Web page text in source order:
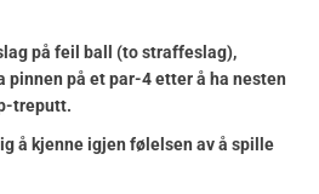
på feil ball (to straffeslag),
pinnen på et par-4 etter å ha nesten
treputt.
å kjenne igjen følelsen av å spille